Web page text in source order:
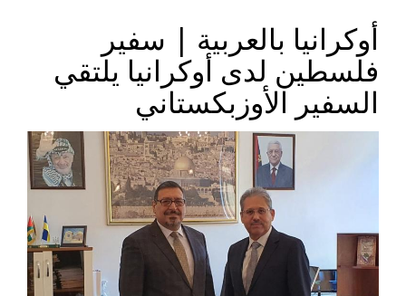
أوكرانيا بالعربية | سفير
فلسطين لدى أوكرانيا يلتقي
السفير الأوزبكستاني